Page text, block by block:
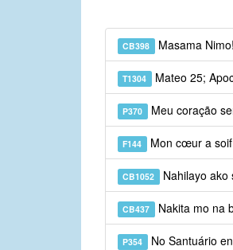
CB398 Masama
T1304 Mateo 25;
P370 Meu coração
F144 Mon cœur a soif
CB1052 Nahilayo ako
CB437 Nakita mo na
P354 No Santuário